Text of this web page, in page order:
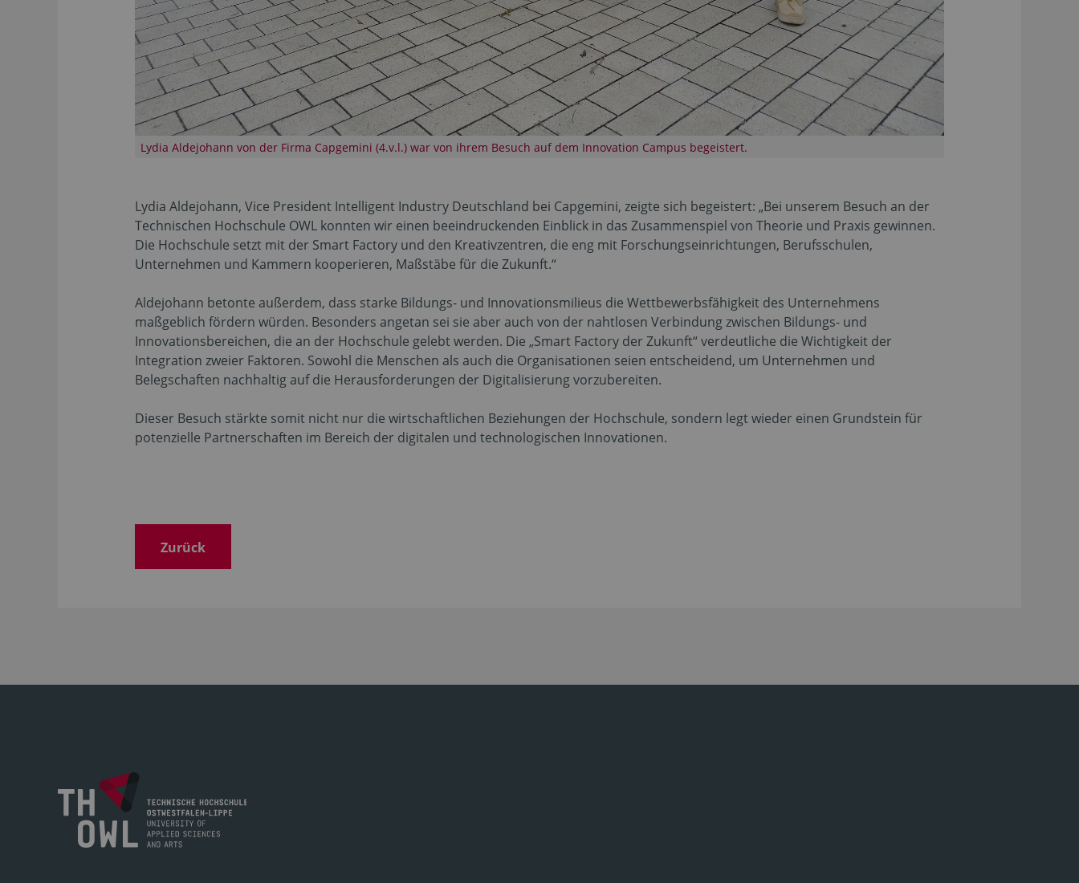
Lydia Aldejohann von der Firma Capgemini (4.v.l.) war von ihrem Besuch auf dem Innovation Campus begeistert.
Lydia Aldejohann, Vice President Intelligent Industry Deutschland bei Capgemini, zeigte sich begeistert: „Bei unserem Besuch an der
Technischen Hochschule OWL konnten wir einen beeindruckenden Einblick in das Zusammenspiel von Theorie und Praxis gewinnen.
Die Hochschule setzt mit der Smart Factory und den Kreativzentren, die eng mit Forschungseinrichtungen, Berufsschulen,
Unternehmen und Kammern kooperieren, Maßstäbe für die Zukunft.“
Aldejohann betonte außerdem, dass starke Bildungs- und Innovationsmilieus die Wettbewerbsfähigkeit des Unternehmens
maßgeblich fördern würden. Besonders angetan sei sie aber auch von der nahtlosen Verbindung zwischen Bildungs- und
Innovationsbereichen, die an der Hochschule gelebt werden. Die „Smart Factory der Zukunft“ verdeutliche die Wichtigkeit der
Integration zweier Faktoren. Sowohl die Menschen als auch die Organisationen seien entscheidend, um Unternehmen und
Belegschaften nachhaltig auf die Herausforderungen der Digitalisierung vorzubereiten.
Dieser Besuch stärkte somit nicht nur die wirtschaftlichen Beziehungen der Hochschule, sondern legt wieder einen Grundstein für
potenzielle Partnerschaften im Bereich der digitalen und technologischen Innovationen.
Zurück